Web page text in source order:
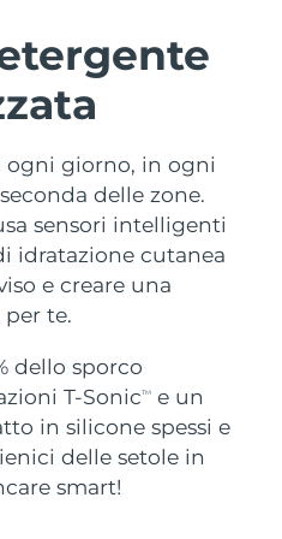
ogni giorno, in ogni
delle zone.
sensori intelligenti
idratazione cutanea
e creare una
te.
dello sporco
T-SonicTM
e un
in silicone spessi e
delle setole in
smart!
aging massage
toning
go
& lips
smoothing device
and red light therapy
Igiene orale
sonic toothbrush
sonic toothbrush
AGE FAQ™
Trattamenti LED
NEW
Consegna stimata
Consegna stimata
Consegna stimata8/16/26
Consegna stimata
Consegna stimata8/10/26
Consegna stimata 8/14/26